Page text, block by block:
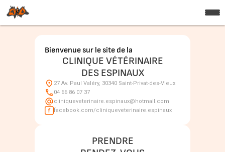
Bienvenue sur le site de la
CLINIQUE VÉTÉRINAIRE
DES ESPINAUX
27 Av. Paul Valéry, 30340 Saint-Privat-des-Vieux
04 66 86 07 37
cliniqueveterinaire.espinaux@hotmail.com
facebook.com/cliniqueveterinaire.espinaux
PRENDRE